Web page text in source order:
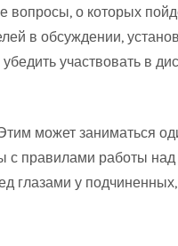
вопросы, о которых
в обсуждении,
участвовать в
может заниматься
правилами работы над
глазами у